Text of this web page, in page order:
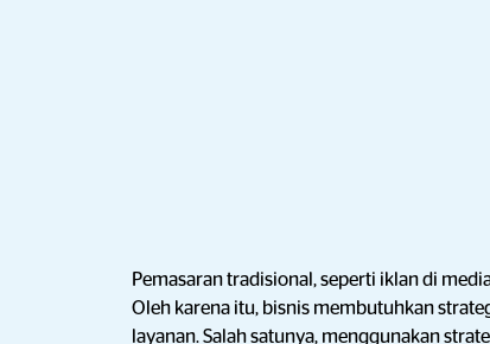
Pemasaran tradisional, seperti iklan di
Oleh karena itu, bisnis membutuhkan
layanan. Salah satunya, menggunakan